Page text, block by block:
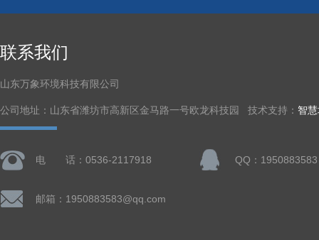
联系我们
山东万象环境科技有限公司
公司地址：山东省潍坊市高新区金马路一号欧龙科技园 技术支持： 智
电 话：0536-2117918 QQ：1950883583
邮箱：1950883583@qq.com